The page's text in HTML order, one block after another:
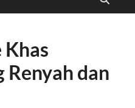
Khas
dan